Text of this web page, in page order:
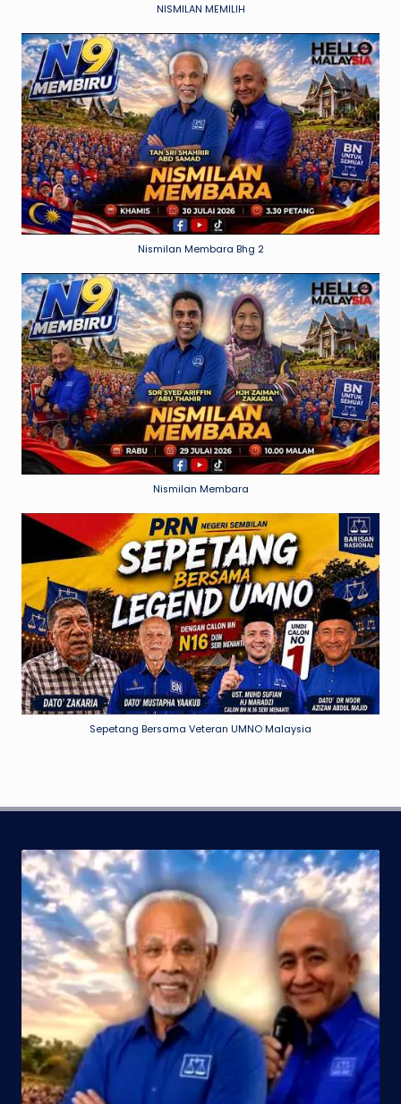
NISMILAN MEMILIH
Nismilan Membara Bhg 2
Nismilan Membara
Sepetang Bersama Veteran UMNO Malaysia